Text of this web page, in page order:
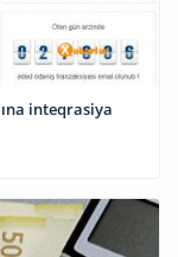
inteqrasiya